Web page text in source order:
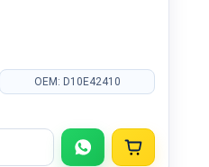
OEM: D10E42410